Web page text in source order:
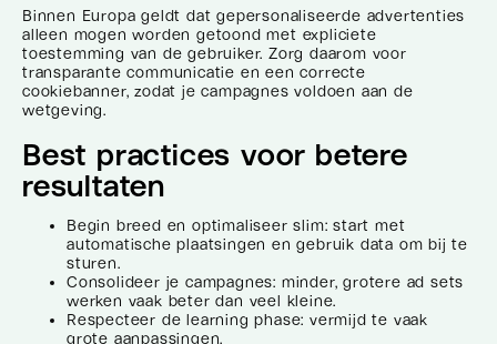
Binnen Europa geldt dat gepersonaliseerde advertenties
alleen mogen worden getoond met expliciete
toestemming van de gebruiker. Zorg daarom voor
transparante communicatie en een correcte
cookiebanner, zodat je campagnes voldoen aan de
wetgeving.
Best practices voor betere
resultaten
Begin breed en optimaliseer slim: start met
automatische plaatsingen en gebruik data om bij te
sturen.
Consolideer je campagnes: minder, grotere ad sets
werken vaak beter dan veel kleine.
Respecteer de learning phase: vermijd te vaak
grote aanpassingen.